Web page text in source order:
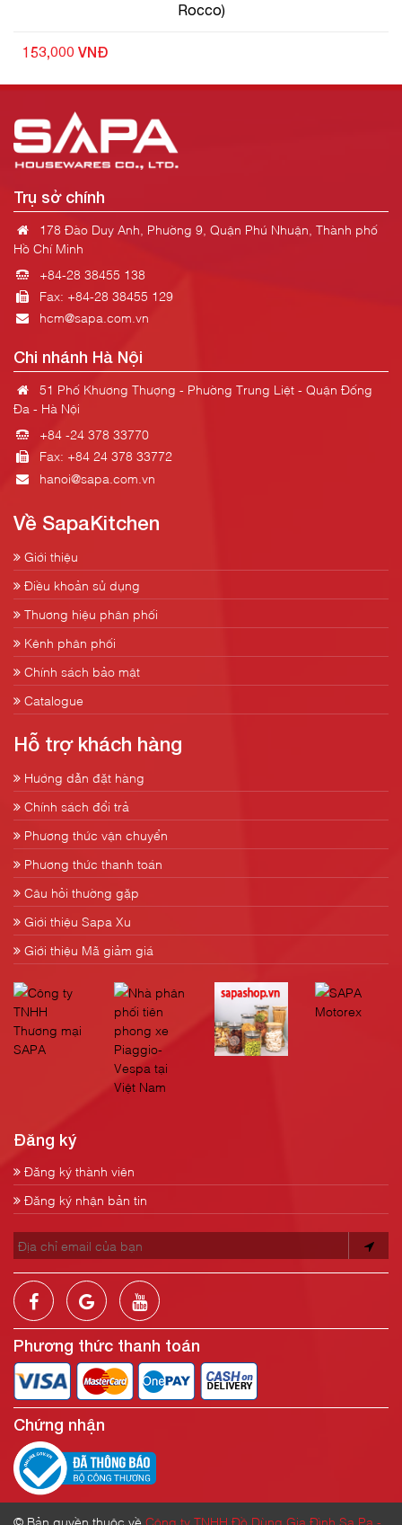
Rocco)
153,000 VNĐ
Trụ sở chính
178 Đào Duy Anh, Phường 9, Quận Phú Nhuận, Thành phố
Hồ Chí Minh
+84-28 38455 138
Fax: +84-28 38455 129
hcm@sapa.com.vn
Chi nhánh Hà Nội
51 Phố Khương Thượng - Phường Trung Liệt - Quận Đống
Đa - Hà Nội
+84 -24 378 33770
Fax: +84 24 378 33772
hanoi@sapa.com.vn
Về SapaKitchen
Giới thiệu
Điều khoản sử dụng
Thương hiệu phân phối
Kênh phân phối
Chính sách bảo mật
Catalogue
Hỗ trợ khách hàng
Hướng dẫn đặt hàng
Chính sách đổi trả
Phương thức vận chuyển
Phương thức thanh toán
Câu hỏi thường gặp
Giới thiệu Sapa Xu
Giới thiệu Mã giảm giá
Đăng ký
Đăng ký thành viên
Đăng ký nhận bản tin
Phương thức thanh toán
Chứng nhận
© Bản quyền thuộc về Công ty TNHH Đồ Dùng Gia Đình Sa Pa -